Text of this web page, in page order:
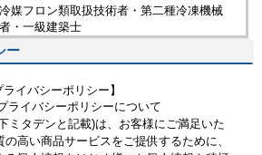
媒フロン類取扱技術者・第二種冷凍機械
・一級建築士
ー